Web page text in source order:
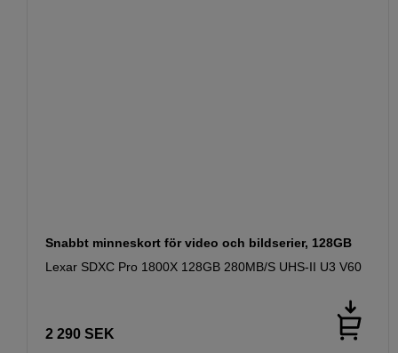
Snabbt minneskort för video och bildserier, 128GB
Lexar SDXC Pro 1800X 128GB 280MB/S UHS-II U3 V60
2 290 SEK